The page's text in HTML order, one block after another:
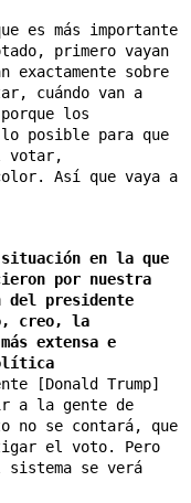
es más importante
primero vayan
sobre
cuándo van a
los
posible para que
votar,
Así que vaya a
situación en la que
por nuestra
del presidente
creo, la
extensa e
[Donald Trump]
a la gente de
no se contará, que
el voto. Pero
se verá